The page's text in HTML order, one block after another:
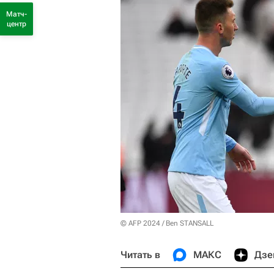
© AFP 2024 / Ben STANSALL
Читать в МАКС
Матч-
центр